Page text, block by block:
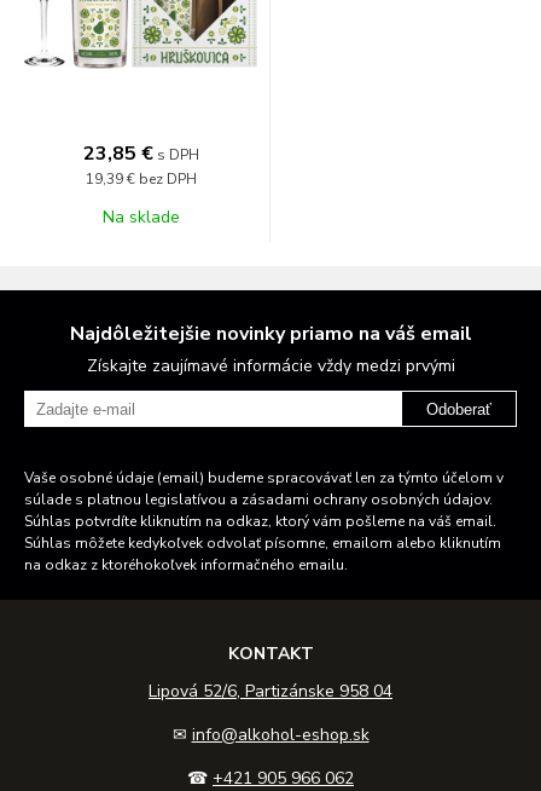
23,85 € s DPH
19,39 € bez DPH
Na sklade
Najdôležitejšie novinky priamo na váš email
Získajte zaujímavé informácie vždy medzi prvými
Odoberať
Vaše osobné údaje (email) budeme spracovávať len za týmto účelom v
súlade s platnou legislatívou a zásadami ochrany osobných údajov.
Súhlas potvrdíte kliknutím na odkaz, ktorý vám pošleme na váš email.
Súhlas môžete kedykoľvek odvolať písomne, emailom alebo kliknutím
na odkaz z ktoréhokoľvek informačného emailu.
KONTAKT
Lipová 52/6, Partizánske 958 04
✉ info@alkohol-eshop.sk
☎ +421 905 966 062